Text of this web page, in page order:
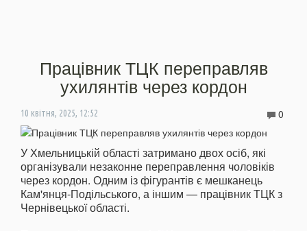
Працівник ТЦК переправляв
ухилянтів через кордон
10 квітня, 2025, 12:52 0
У Хмельницькій області затримано двох осіб, які
організували незаконне переправлення чоловіків
через кордон. Одним із фігурантів є мешканець
Кам'янця-Подільського, а іншим — працівник ТЦК з
Чернівецької області.